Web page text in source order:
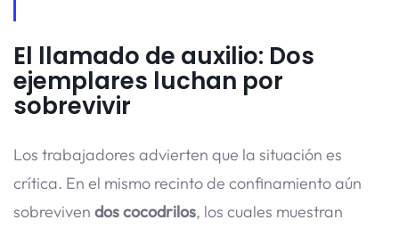
El llamado de auxilio: Dos
ejemplares luchan por
sobrevivir
Los trabajadores advierten que la situación es
crítica. En el mismo recinto de confinamiento aún
sobreviven dos cocodrilos, los cuales muestran